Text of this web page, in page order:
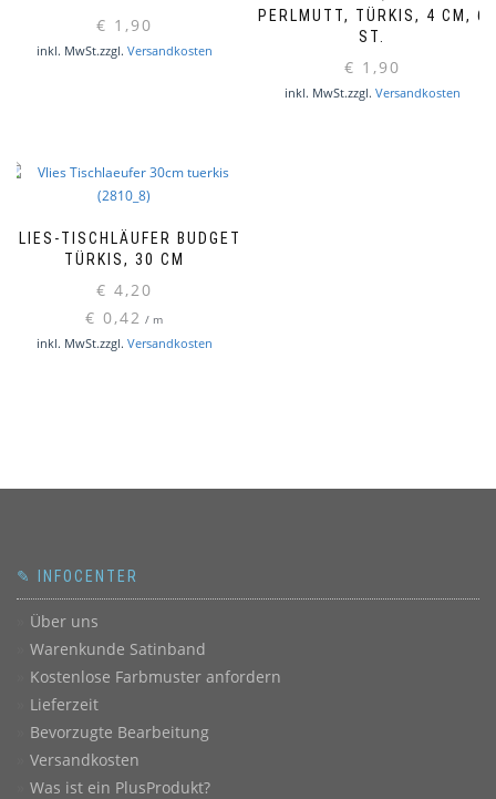
€ 1,90
inkl. MwSt.zzgl. Versandkosten
PERLMUTT, TÜRKIS, 4 CM, 6
ST.
€ 1,90
inkl. MwSt.zzgl. Versandkosten
VLIES-TISCHLÄUFER BUDGET
TÜRKIS, 30 CM
€ 4,20
€ 0,42 / m
inkl. MwSt.zzgl. Versandkosten
✎ INFOCENTER
Über uns
Warenkunde Satinband
Kostenlose Farbmuster anfordern
Lieferzeit
Bevorzugte Bearbeitung
Versandkosten
Was ist ein PlusProdukt?